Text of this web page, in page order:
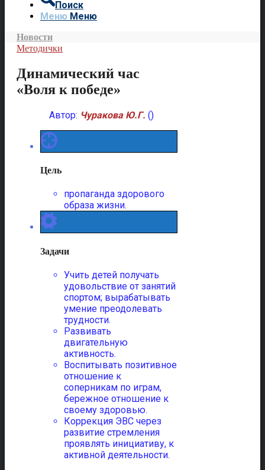
Поиск
Меню Меню
Новости
Методички
Динамический час
«Воля к победе»
Автор: Чуракова Ю.Г. ()
Цель
пропаганда здорового
образа жизни.
Задачи
Учить детей получать
удовольствие от занятий
спортом; вырабатывать
умение преодолевать
трудности.
Развивать
двигательную
активность.
Воспитывать позитивное
отношение к
соперникам по играм,
бережное отношение к
своему здоровью.
Коррекция ЭВС через
развитие стремления
проявлять инициативу, к
активной деятельности.